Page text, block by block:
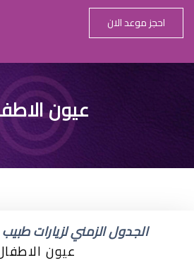
احجز موعد الان
على اي عمر
عيون
عيون
الجدول الزمني لزيارات
عيون